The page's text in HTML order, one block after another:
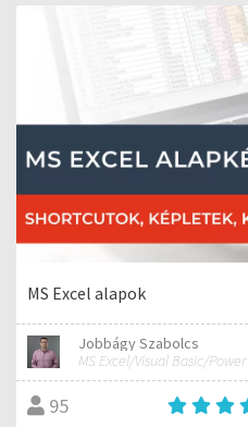
MS Excel alapok
Jobbágy Szabolcs
95